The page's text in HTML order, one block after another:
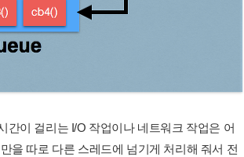
간이 걸리는 I/O 작업이나 네트워크 작업은 어
을 따로 다른 스레드에 넘기게 처리해 줘서 전